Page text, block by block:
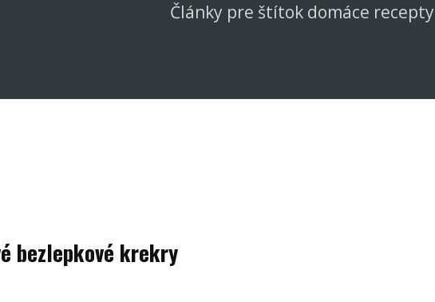
Články pre štítok domáce recepty
bezlepkové krekry